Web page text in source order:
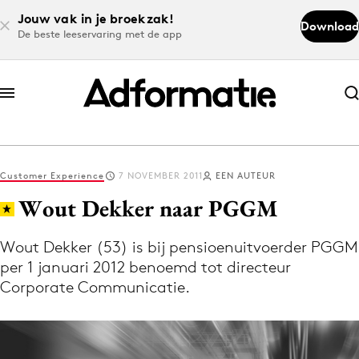
Jouw vak in je broekzak!
De beste leeservaring met de app
Download
Abonneer nu
Abonneer nu
Log in
Download de app
Volg het laatste nieuws via de Adformatie
Nieuws app
Customer Experience 7 NOVEMBER 2011 EEN AUTEUR
Wout Dekker naar PGGM
Wout Dekker (53) is bij pensioenuitvoerder PGGM
per 1 januari 2012 benoemd tot directeur
Corporate Communicatie.